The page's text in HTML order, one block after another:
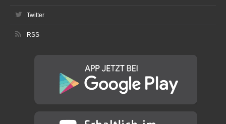
Twitter
RSS